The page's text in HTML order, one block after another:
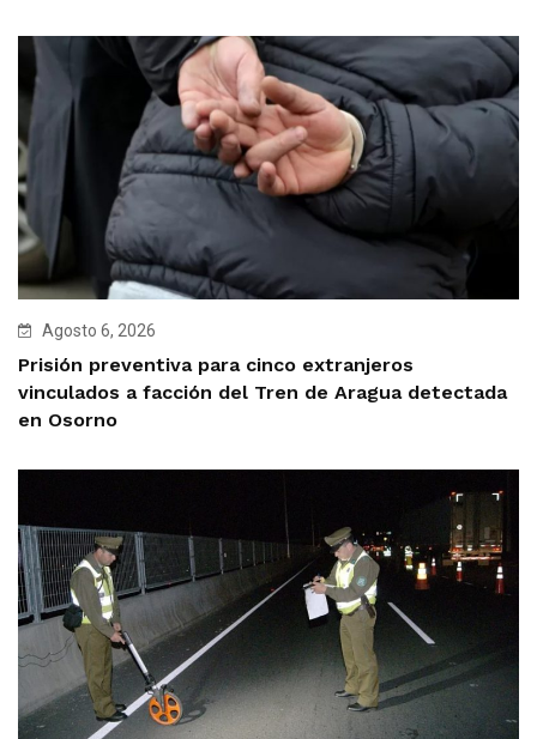
Agosto 6, 2026
Prisión preventiva para cinco extranjeros
vinculados a facción del Tren de Aragua detectada
en Osorno